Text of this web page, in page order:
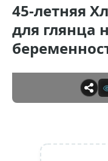
45-летняя
для глянца